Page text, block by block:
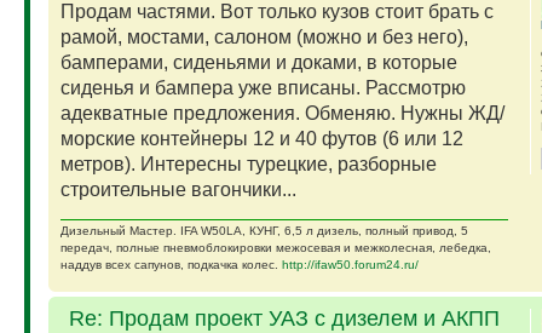
Продам частями. Вот только кузов стоит брать с
рамой, мостами, салоном (можно и без него),
бамперами, сиденьями и доками, в которые
сиденья и бампера уже вписаны. Рассмотрю
адекватные предложения. Обменяю. Нужны ЖД/
морские контейнеры 12 и 40 футов (6 или 12
метров). Интересны турецкие, разборные
строительные вагончики...
Дизельный Мастер. IFA W50LA, КУНГ, 6,5 л дизель, полный привод, 5
передач, полные пневмоблокировки межосевая и межколесная, лебедка,
наддув всех сапунов, подкачка колес. http://ifaw50.forum24.ru/
Re: Продам проект УАЗ с дизелем и АКПП